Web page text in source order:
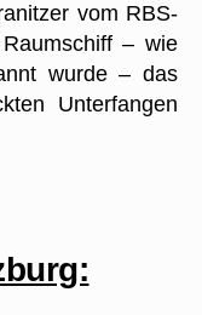
vom RBS-
– wie
wurde – das
Unterfangen